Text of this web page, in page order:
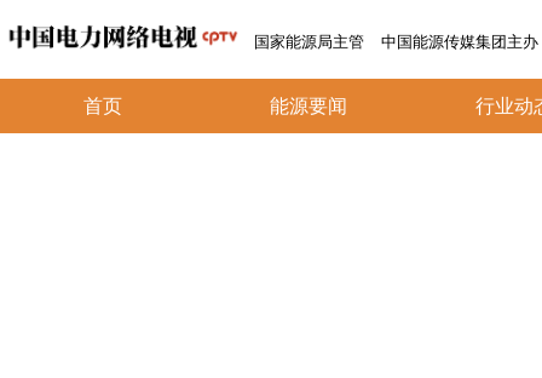
国家能源局主管 中国能源传媒集团主办
首页 能源要闻 行业动